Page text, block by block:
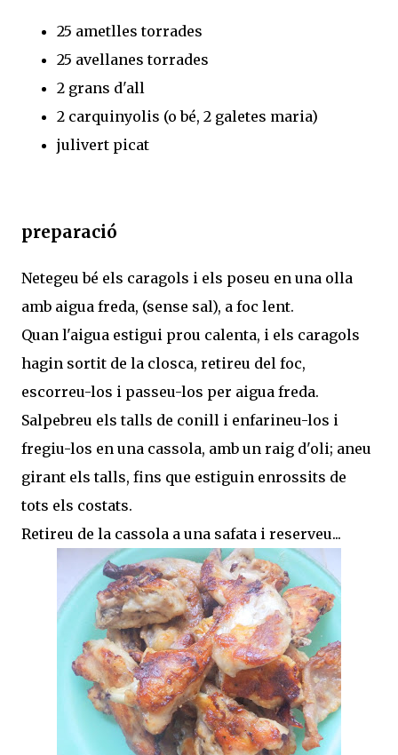
25 ametlles torrades
25 avellanes torrades
2 grans d'all
2 carquinyolis (o bé, 2 galetes maria)
julivert picat
preparació
Netegeu bé els caragols i els poseu en una olla
amb aigua freda, (sense sal), a foc lent.
Quan l'aigua estigui prou calenta, i els caragols
hagin sortit de la closca, retireu del foc,
escorreu-los i passeu-los per aigua freda.
Salpebreu els talls de conill i enfarineu-los i
fregiu-los en una cassola, amb un raig d'oli; aneu
girant els talls, fins que estiguin enrossits de
tots els costats.
Retireu de la cassola a una safata i reserveu...